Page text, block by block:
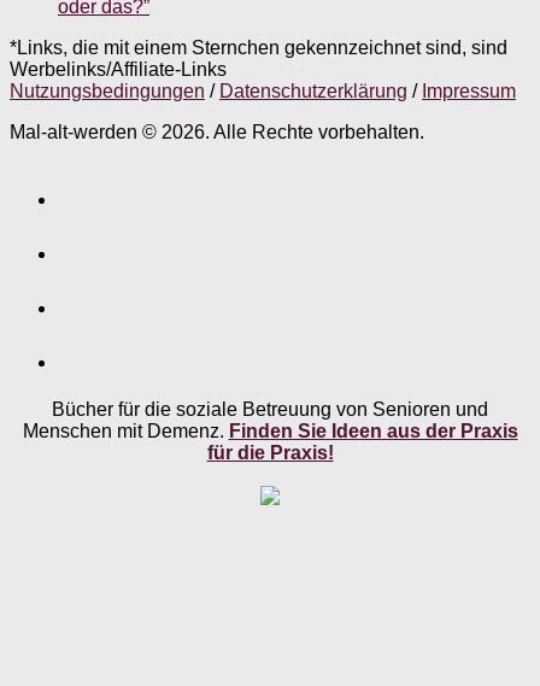
oder das?”
*Links, die mit einem Sternchen gekennzeichnet sind, sind
Werbelinks/Affiliate-Links
Nutzungsbedingungen / Datenschutzerklärung / Impressum
Mal-alt-werden © 2026. Alle Rechte vorbehalten.
Bücher für die soziale Betreuung von Senioren und
Menschen mit Demenz. Finden Sie Ideen aus der Praxis
für die Praxis!